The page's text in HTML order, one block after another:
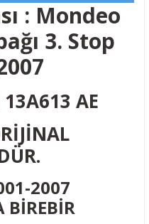
: Mondeo
3. Stop
AE
2007
BİREBİR